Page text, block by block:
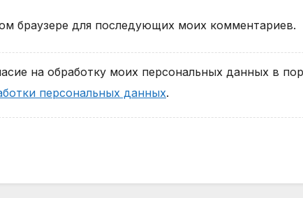
браузере для последующих моих комментариев.
на обработку моих персональных данных в
персональных данных.